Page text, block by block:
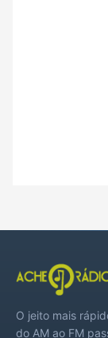
O jeito mais
do AM ao FM